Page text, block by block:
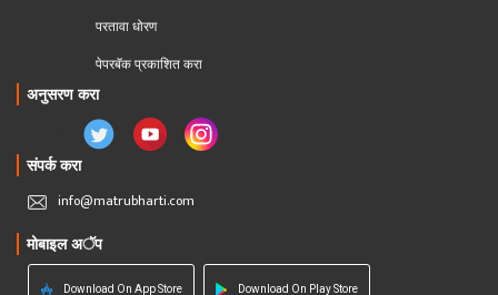
परतावा धोरण
पेपरबॅक प्रकाशित करा
अनुसरण करा
संपर्क करा
info@matrubharti.com
मोबाइल अॅप
Download On App Store Download On Play Store